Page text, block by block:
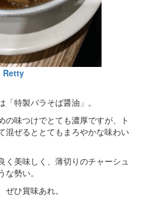
Retty
特製バラそば醤油」。
の味つけでとても濃厚ですが、ト
混ぜるととてもまろやかな味わい
く美味しく、薄切りのチャーシュ
勢い。
ひ賞味あれ。